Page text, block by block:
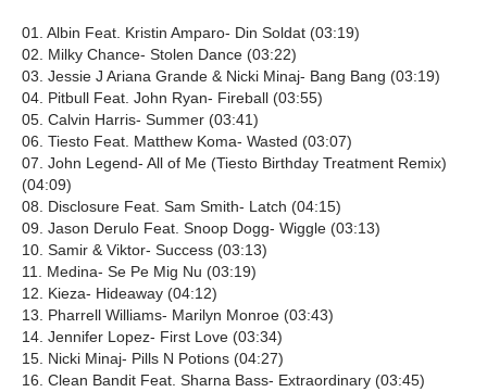
01. Albin Feat. Kristin Amparo- Din Soldat (03:19)
02. Milky Chance- Stolen Dance (03:22)
03. Jessie J Ariana Grande & Nicki Minaj- Bang Bang (03:19)
04. Pitbull Feat. John Ryan- Fireball (03:55)
05. Calvin Harris- Summer (03:41)
06. Tiesto Feat. Matthew Koma- Wasted (03:07)
07. John Legend- All of Me (Tiesto Birthday Treatment Remix)
(04:09)
08. Disclosure Feat. Sam Smith- Latch (04:15)
09. Jason Derulo Feat. Snoop Dogg- Wiggle (03:13)
10. Samir & Viktor- Success (03:13)
11. Medina- Se Pе Mig Nu (03:19)
12. Kieza- Hideaway (04:12)
13. Pharrell Williams- Marilyn Monroe (03:43)
14. Jennifer Lopez- First Love (03:34)
15. Nicki Minaj- Pills N Potions (04:27)
16. Clean Bandit Feat. Sharna Bass- Extraordinary (03:45)